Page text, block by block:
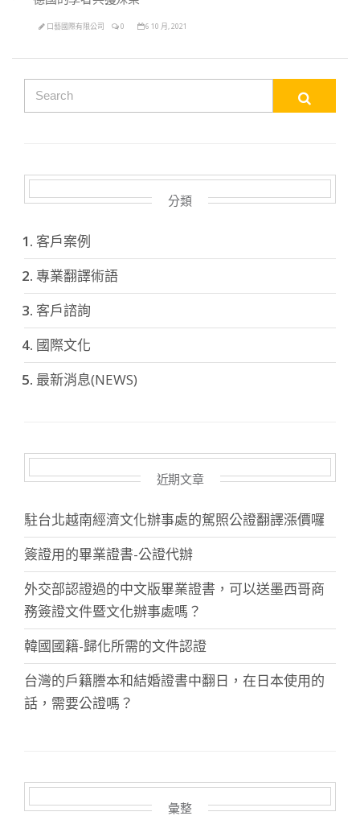
口藝國際有限公司 0 6 10 月, 2021
分類
客戶案例
專業翻譯術語
客戶諮詢
國際文化
最新消息(NEWS)
近期文章
駐台北越南經濟文化辦事處的駕照公證翻譯漲價囉
簽證用的畢業證書-公證代辦
外交部認證過的中文版畢業證書，可以送墨西哥商
務簽證文件暨文化辦事處嗎？
韓國國籍-歸化所需的文件認證
台灣的戶籍謄本和結婚證書中翻日，在日本使用的
話，需要公證嗎？
彙整